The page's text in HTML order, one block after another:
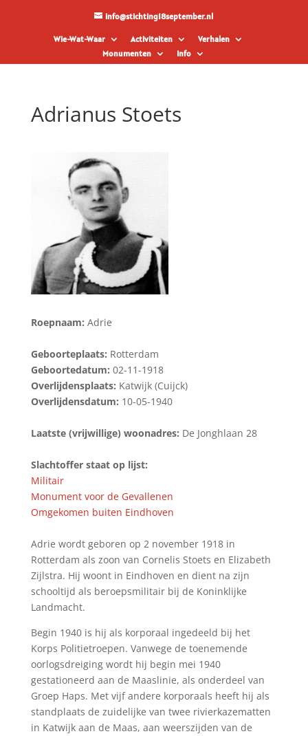
info@stichting18september.nl
Wie-Wat-Waar Activiteiten
Verhalen
Monumenten
Info
Adrianus Stoets
Roepnaam: Adrie
Geboorteplaats: Rotterdam
Geboortedatum: 02-11-1918
Overlijdensplaats: Katwijk (Cuijck)
Overlijdensdatum: 10-05-1940
Laatste (vrijwillige) woonadres: De Jonghlaan 28
Slachtoffer staat op lijst:
Militair
Monument voor de Gevallenen
Omgekomen buiten Eindhoven
Adrie wordt geboren op 2 november 1918 in
Rotterdam als zoon van Cornelis Stoets en Elizabeth
Zijlstra. Hij woont in Eindhoven en dient na zijn
schooltijd als beroepsmilitair bij de Koninklijke
Landmacht.
Begin 1940 is hij als korporaal ingedeeld bij het
Korps Politietroepen. Vanwege de toenemende
oorlogsdreiging wordt hij begin mei 1940
gestationeerd aan de Maaslinie, als onderdeel van
Groep Haps. Met vijf andere korporaals heeft hij als
standplaats de zuidelijke van twee rivierkazematten
in Katwijk aan de Maas, aan weerszijden van de